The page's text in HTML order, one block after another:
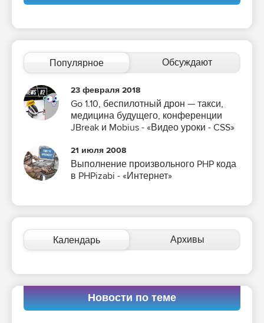
Популярное Обсуждают
23 февраля 2018
Go 1.10, беспилотный дрон — такси,
медицина будущего, конференции
JBreak и Mobius - «Видео уроки - CSS»
21 июля 2008
Выполнение произвольного PHP кода
в PHPizabi - «Интернет»
Календарь Архивы
Новости по теме